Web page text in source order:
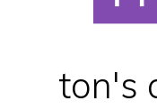
ton's